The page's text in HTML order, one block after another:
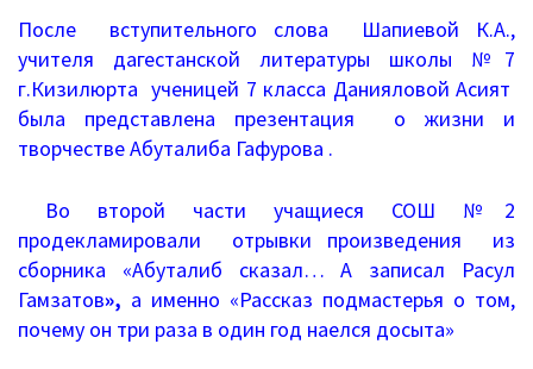
Письма 2018-2019
Архив писем
План работы
Прием иностранных граждан
ГИА 2026
Конфликтная комиссия
После вступительного слова Шапиевой К.А.,
учителя дагестанской литературы школы №7
г.Кизилюрта ученицей 7 класса Данияловой Асият
была представлена презентация о жизни и
творчестве Абуталиба Гафурова .
Во второй части учащиеся СОШ №2
продекламировали отрывки произведения из
сборника «Абуталиб сказал… А записал Расул
Гамзатов», а именно «Рассказ подмастерья о том,
почему он три раза в один год наелся досыта»